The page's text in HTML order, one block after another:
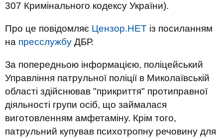
307 Кримінального кодексу України).
Про це повідомляє Цензор.НЕТ із посиланням
на пресслужбу ДБР.
За попередньою інформацією, поліцейський
Управління патрульної поліції в Миколаївській
області здійснював "прикриття" протиправної
діяльності групи осіб, що займалася
виготовленням амфетаміну. Крім того,
патрульний купував психотропну речовину для